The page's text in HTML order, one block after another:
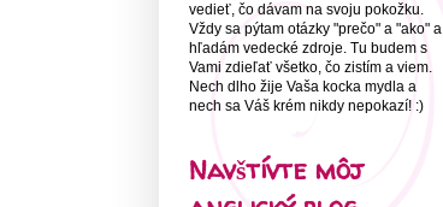
vedieť, čo dávam na svoju pokožku.
Vždy sa pýtam otázky "prečo" a "ako" a
hľadám vedecké zdroje. Tu budem s
Vami zdieľať všetko, čo zistím a viem.
Nech dlho žije Vaša kocka mydla a
nech sa Váš krém nikdy nepokazí! :)
Navštívte môj